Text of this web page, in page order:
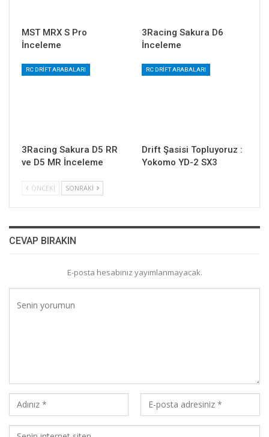
MST MRX S Pro
İnceleme
3Racing Sakura D6
İnceleme
RC DRIFT ARABALARI
3Racing Sakura D5 RR
ve D5 MR İnceleme
RC DRIFT ARABALARI
Drift Şasisi Topluyoruz :
Yokomo YD-2 SX3
ÖNCEKI SONRAKI
CEVAP BIRAKIN
E-posta hesabınız yayımlanmayacak.